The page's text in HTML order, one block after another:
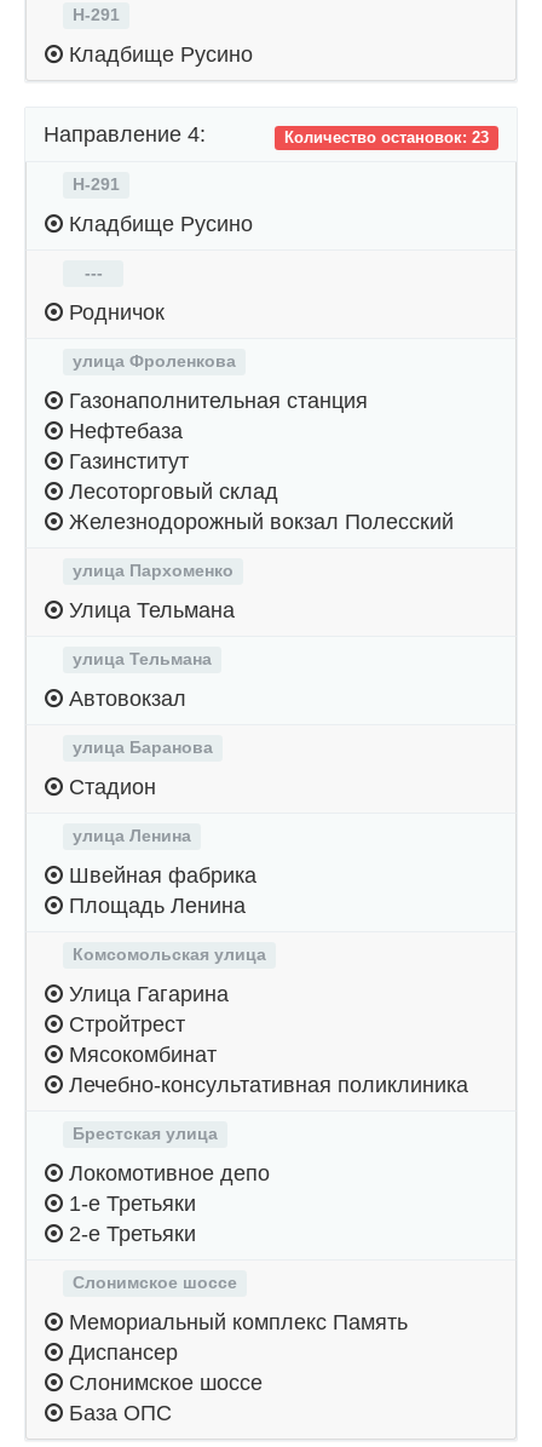
Н-291
Кладбище Русино
Количество остановок: 23
Направление 4:
Н-291
Кладбище Русино
---
Родничок
улица Фроленкова
Газонаполнительная станция
Нефтебаза
Газинститут
Лесоторговый склад
Железнодорожный вокзал Полесский
улица Пархоменко
Улица Тельмана
улица Тельмана
Автовокзал
улица Баранова
Стадион
улица Ленина
Швейная фабрика
Площадь Ленина
Комсомольская улица
Улица Гагарина
Стройтрест
Мясокомбинат
Лечебно-консультативная поликлиника
Брестская улица
Локомотивное депо
1-е Третьяки
2-е Третьяки
Слонимское шоссе
Мемориальный комплекс Память
Диспансер
Слонимское шоссе
База ОПС